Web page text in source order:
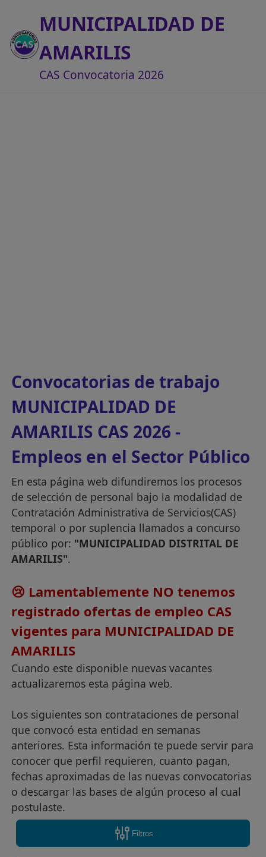
MUNICIPALIDAD DE
AMARILIS
CAS Convocatoria 2026
Convocatorias de trabajo
MUNICIPALIDAD DE
AMARILIS CAS 2026 -
Empleos en el Sector Público
En esta página web difundiremos los procesos
de selección de personal bajo la modalidad de
Contratación Administrativa de Servicios(CAS)
temporal o por suplencia llamados a concurso
público por: "MUNICIPALIDAD DISTRITAL DE
AMARILIS".
😢 Lamentablemente NO tenemos
registrado ofertas de empleo CAS
vigentes para MUNICIPALIDAD DE
AMARILIS
Cuando este disponible nuevas vacantes
actualizaremos esta página web.
Los siguientes son contrataciones de personal
que convocó esta entidad en semanas
anteriores. Esta información te puede servir para
conocer que perfil requieren, cuanto pagan,
fechas aproximadas de las nuevas convocatorias
o descargar las bases de algún proceso al cual
postulaste.
Filtros